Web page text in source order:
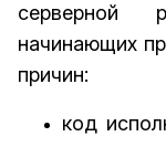
серверной
начинающих
причин:
код